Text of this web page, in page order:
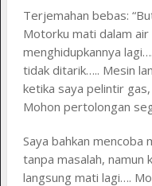
Terjemahan bebas:
Motorku mati dalam
menghidupkannya
tidak ditarik….. Mesin
ketika saya pelintir
Mohon pertolongan
Saya bahkan mencoba
tanpa masalah, namun
langsung mati lagi….